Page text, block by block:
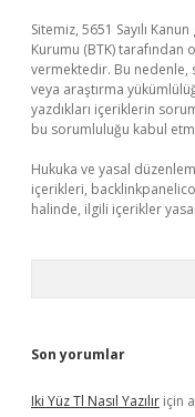
Sitemiz, 5651 Sayılı
Kurumu (BTK) tarafından
vermektedir. Bu
veya araştırma
yazdıkları içeriklerin
bu sorumluluğu kabul
Hukuka ve yasal
içerikleri,
halinde, ilgili içerikler
Son yorumlar
Iki Yüz Tl Nasıl Yazılır için